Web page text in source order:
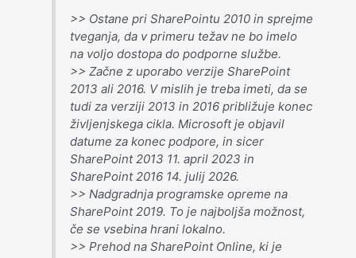
>> Ostane pri SharePointu 2010 in sprejme
tveganja, da v primeru težav ne bo imelo
na voljo dostopa do podporne službe.
>> Začne z uporabo verzije SharePoint
2013 ali 2016. V mislih je treba imeti, da se
tudi za verziji 2013 in 2016 približuje konec
življenjskega cikla. Microsoft je objavil
datume za konec podpore, in sicer
SharePoint 2013 11. april 2023 in
SharePoint 2016 14. julij 2026.
>> Nadgradnja programske opreme na
SharePoint 2019. To je najboljša možnost,
če se vsebina hrani lokalno.
>> Prehod na SharePoint Online, ki je